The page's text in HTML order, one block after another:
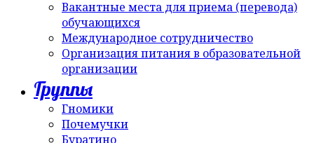
Вакантные места для приема (перевода)
обучающихся
Международное сотрудничество
Организация питания в образовательной
организации
Группы
Гномики
Почемучки
Буратино